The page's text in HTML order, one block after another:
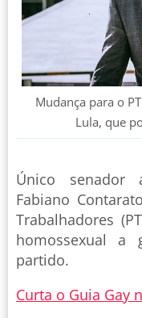
Mudança para o
Lula, que
Único senador
Fabiano
Trabalhadores
homossexual a
partido.
Curta o Guia Gay